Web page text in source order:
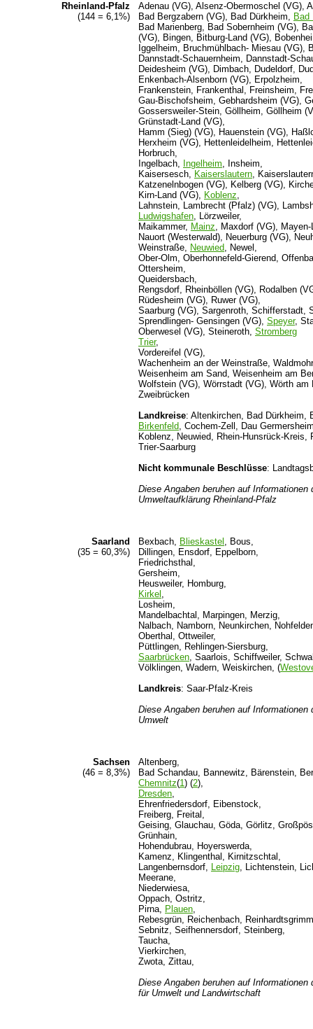
Rheinland-Pfalz
(144 = 6,1%)
Adenau (VG), Alsenz-Obermoschel (VG),
Bad Bergzabern (VG), Bad Dürkheim, Bad
Bad Marienberg, Bad Sobernheim (VG),
(VG), Bingen, Bitburg-Land (VG),
Iggelheim, Bruchmühlbach- Miesau (VG),
Dannstadt-Schauernheim, Dannstadt-
Deidesheim (VG), Dimbach, Dudeldorf,
Enkenbach-Alsenborn (VG), Erpolzheim,
Frankenstein, Frankenthal, Freinsheim,
Gau-Bischofsheim, Gebhardsheim (VG),
Gossersweiler-Stein, Göllheim, Göllheim
Grünstadt-Land (VG),
Hamm (Sieg) (VG), Hauenstein (VG),
Herxheim (VG), Hettenleidelheim,
Horbruch,
Ingelbach, Ingelheim, Insheim,
Kaisersesch, Kaiserslautern,
Katzenelnbogen (VG), Kelberg (VG),
Kirn-Land (VG), Koblenz,
Lahnstein, Lambrecht (Pfalz) (VG),
Ludwigshafen, Lörzweiler,
Maikammer, Mainz, Maxdorf (VG),
Nauort (Westerwald), Neuerburg (VG),
Weinstraße, Neuwied, Newel,
Ober-Olm, Oberhonnefeld-Gierend,
Ottersheim,
Queidersbach,
Rengsdorf, Rheinböllen (VG), Rodalben
Rüdesheim (VG), Ruwer (VG),
Saarburg (VG), Sargenroth, Schifferstadt,
Sprendlingen- Gensingen (VG), Speyer,
Oberwesel (VG), Steineroth, Stromberg
Trier,
Vordereifel (VG),
Wachenheim an der Weinstraße,
Weisenheim am Sand, Weisenheim am
Wolfstein (VG), Wörrstadt (VG), Wörth am
Zweibrücken
Landkreise: Altenkirchen, Bad Dürkheim,
Birkenfeld, Cochem-Zell, Dau
Koblenz, Neuwied, Rhein-Hunsrück-
Trier-Saarburg
Nicht kommunale Beschlüsse:
Diese Angaben beruhen auf Informationen
Umweltaufklärung Rheinland-Pfalz
Saarland
(35 = 60,3%)
Bexbach, Blieskastel , Bous,
Dillingen, Ensdorf, Eppelborn,
Friedrichsthal,
Gersheim,
Heusweiler, Homburg,
Kirkel ,
Losheim,
Mandelbachtal, Marpingen, Merzig,
Nalbach, Namborn, Neunkirchen,
Oberthal, Ottweiler,
Püttlingen, Rehlingen-Siersburg,
Saarbrücken, Saarlois, Schiffweiler,
Völklingen, Wadern, Weiskirchen, (
Landkreis: Saar-Pfalz-Kreis
Diese Angaben beruhen auf Informationen
Umwelt
Sachsen
(46 = 8,3%)
Altenberg,
Bad Schandau, Bannewitz, Bärenstein,
Chemnitz(1) (2),
Dresden,
Ehrenfriedersdorf, Eibenstock,
Freiberg, Freital,
Geising, Glauchau, Göda, Görlitz,
Grünhain,
Hohendubrau, Hoyerswerda,
Kamenz, Klingenthal, Kirnitzschtal,
Langenbernsdorf, Leipzig, Lichtenstein,
Meerane,
Niederwiesa,
Oppach, Ostritz,
Pirna, Plauen,
Rebesgrün, Reichenbach,
Sebnitz, Seifhennersdorf, Steinberg,
Taucha,
Vierkirchen,
Zwota, Zittau,
Diese Angaben beruhen auf
für Umwelt und Landwirtschaft